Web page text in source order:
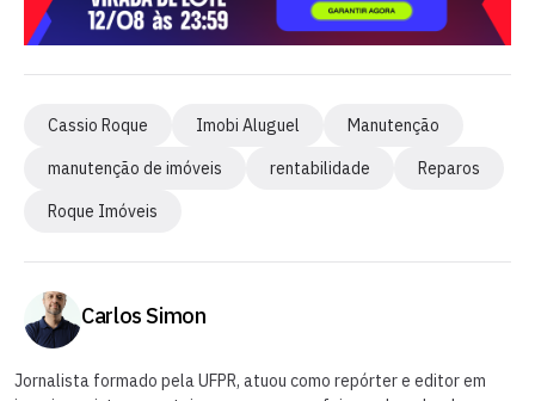
Cassio Roque Imobi Aluguel
Manutenção
manutenção de imóveis
rentabilidade
Reparos
Roque Imóveis
Carlos Simon
Jornalista formado pela UFPR, atuou como repórter e editor em